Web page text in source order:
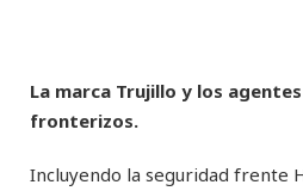
La marca Trujillo y los
fronterizos.
Incluyendo la seguridad frente